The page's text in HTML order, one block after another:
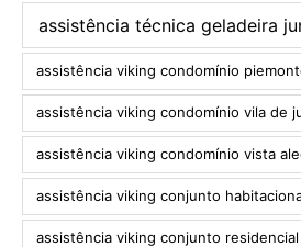
assistência técnica geladeira
assistência viking condomínio
assistência viking condomínio vila de
assistência viking condomínio vista
assistência viking conjunto
assistência viking conjunto residencial